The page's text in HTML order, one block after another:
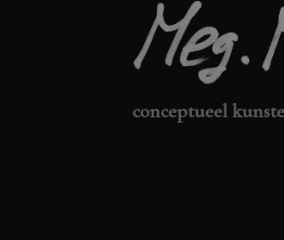
conceptueel